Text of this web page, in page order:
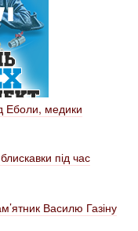
Еболи, медики
під час
Василю Газіну